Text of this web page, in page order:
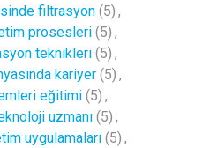
filtrasyon (5) ,
prosesleri (5) ,
teknikleri (5) ,
kariyer (5) ,
eğitimi (5) ,
uzmanı (5) ,
uygulamaları (5) ,